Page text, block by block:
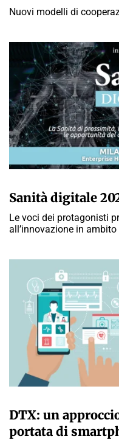
Nuovi modelli di
Sanità digitale
Le voci dei protagonisti
all’innovazione in
DTX: un
portata di